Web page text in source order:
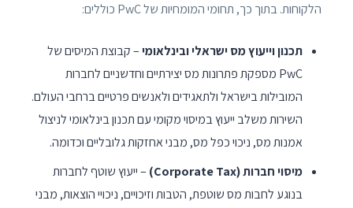
הלקוחות. בתוך כך, תחומי המומחיות של PwC כוללים:
תכנון וייעוץ מס ישראלי ובינלאומי– קבוצת המיסים של
PwC מספקת פתרונות מס יצירתיים וחדשניים לחברות
המובילות בישראל ולתאגידים ולאנשים פרטיים ברחבי העולם.
השירות משלב ייעוץ במיסוי מקומי עם תכנון בינלאומי לניצול
אמנות מס, ניכוי כפל מס, מבני אחזקות גלובליים וכדומה.
מיסוי חברות (Corporate Tax)
– ייעוץ שוטף לחברות
בנוגע לחבות מס שוטפת, הטבות וזיכויים, ניכויי הוצאות, מבני